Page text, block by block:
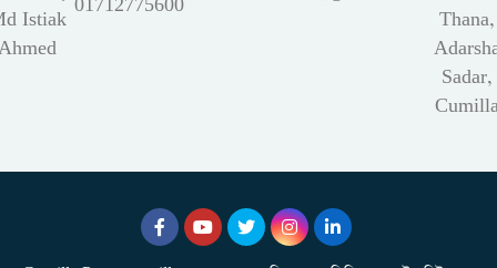
Istiak
01712775600
Thana,
Sadar,